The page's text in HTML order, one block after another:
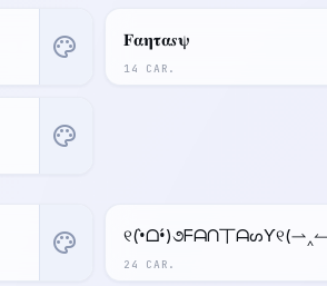
palette
14 CAR.
𝐅𝛂𝛈𝛕𝛂𝒔𝛙
palette
palette
24 CAR.
୧(•̀ᗝ•́)૭ᖴᗩᑎ丅